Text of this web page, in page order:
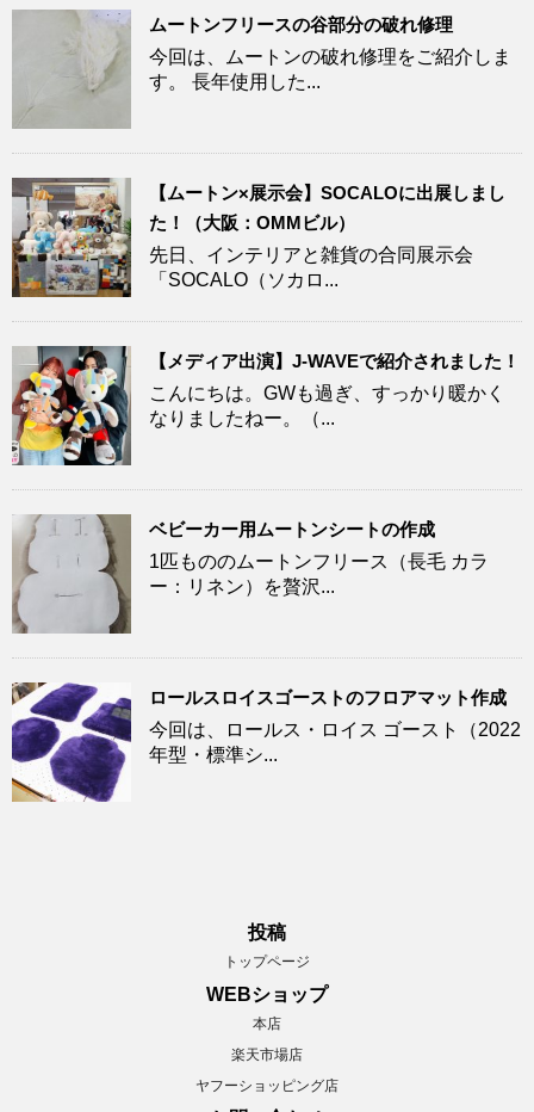
ムートンフリースの谷部分の破れ修理
今回は、ムートンの破れ修理をご紹介しま
す。 長年使用した...
【ムートン×展示会】SOCALOに出展しまし
た！（大阪：OMMビル）
先日、インテリアと雑貨の合同展示会
「SOCALO（ソカロ...
【メディア出演】J-WAVEで紹介されました！
こんにちは。GWも過ぎ、すっかり暖かく
なりましたねー。（...
ベビーカー用ムートンシートの作成
1匹もののムートンフリース（長毛 カラ
ー：リネン）を贅沢...
ロールスロイスゴーストのフロアマット作成
今回は、ロールス・ロイス ゴースト（2022
年型・標準シ...
投稿
トップページ
WEBショップ
本店
楽天市場店
ヤフーショッピング店